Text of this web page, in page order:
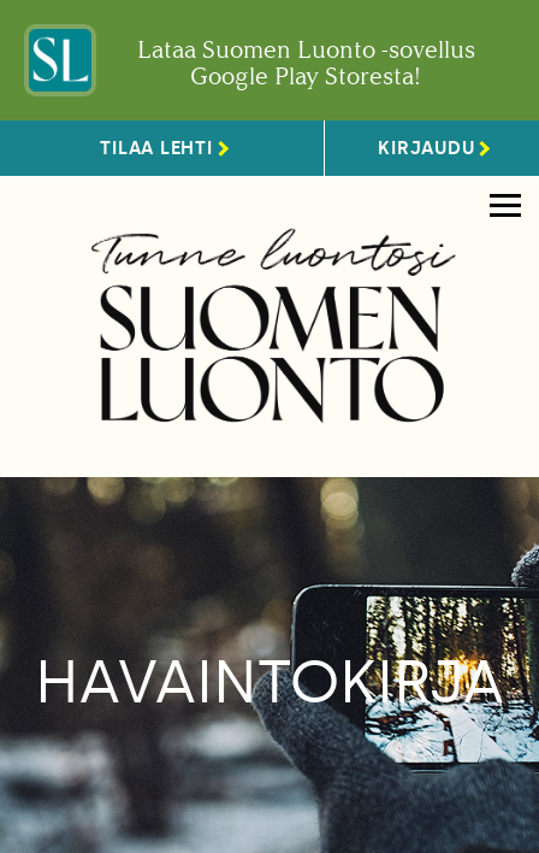
Lataa Suomen Luonto -sovellus
Google Play Storesta!
TILAA LEHTI KIRJAUDU
HAVAINTOKIRJA